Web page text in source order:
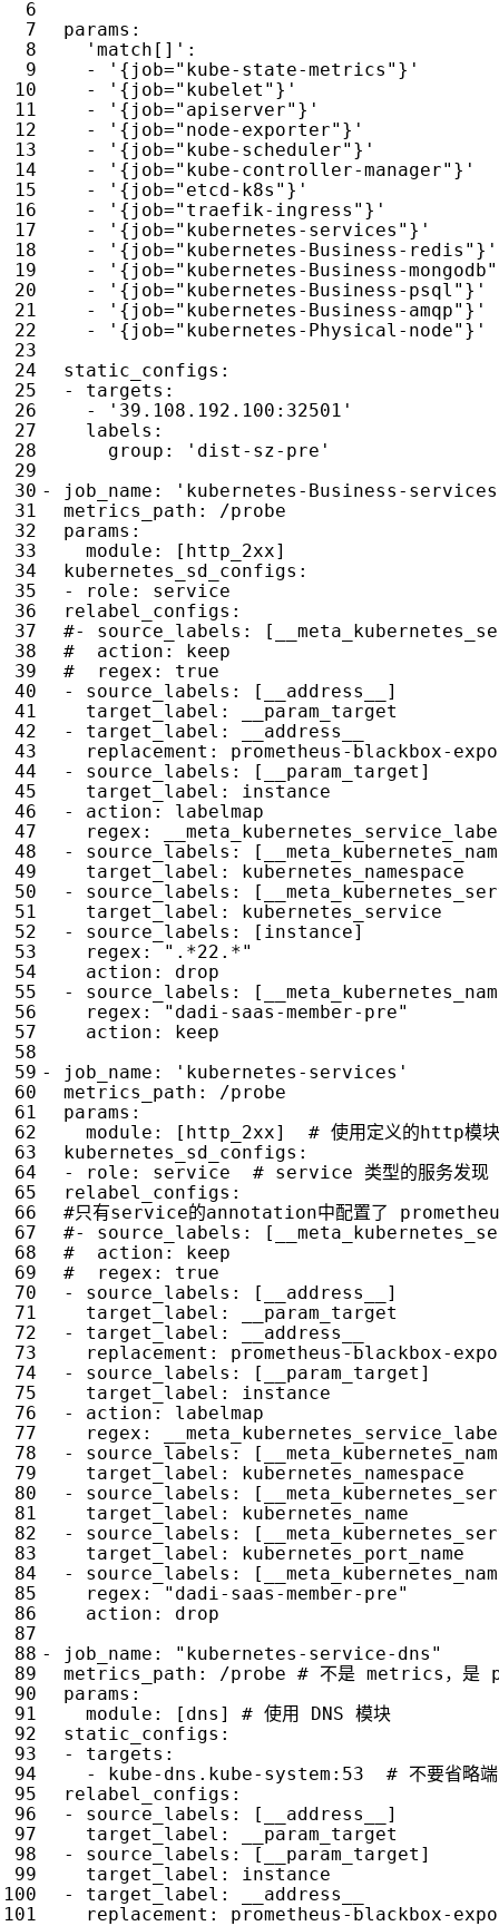
params :
'match[]' :
-
'{job="kube-state-metrics"}'
-
'{job="kubelet"}'
-
'{job="apiserver"}'
-
'{job="node-exporter"}'
-
'{job="kube-scheduler"}'
-
'{job="kube-controller-manager"}'
-
'{job="etcd-k8s"}'
-
'{job="traefik-ingress"}'
-
'{job="kubernetes-services"}'
-
'{job="kubernetes-Business-redis"}'
-
'{job="kubernetes-Business-
-
'{job="kubernetes-Business-psql"}'
-
'{job="kubernetes-Business-amqp"}'
-
'{job="kubernetes-Physical-node"}'
static_configs :
- targets :
-
'39.108.192.100:32501'
labels :
group :
'dist-sz-pre'
-
job_name :
'kubernetes-Business-
metrics_path :
/probe
params :
module : [ http_2xx]
kubernetes_sd_configs :
-
role :
service
relabel_configs :
#- source_labels:
#  action: keep
#  regex: true
- source_labels : [
__address__]
target_label :
__param_target
- target_label :
__address__
replacement :
prometheus-blackbox-
- source_labels : [
__param_target]
target_label :
instance
- action :
labelmap
regex :
- source_labels : [
target_label :
kubernetes_namespace
- source_labels : [
target_label :
kubernetes_service
- source_labels : [ instance]
regex :
".*22.*"
action :
drop
- source_labels : [
regex :
"dadi-saas-member-pre"
action :
keep
-
job_name :
'kubernetes-services'
metrics_path :
/probe
params :
module : [ http_2xx]
# 使用定义的http模块
kubernetes_sd_configs :
-
role : service
# service 类型的服务发现
relabel_configs :
#只有service的annotation中配置了
#- source_labels:
#  action: keep
#  regex: true
- source_labels : [
__address__]
target_label :
__param_target
- target_label :
__address__
replacement :
prometheus-blackbox-
- source_labels : [
__param_target]
target_label :
instance
- action :
labelmap
regex :
- source_labels : [
target_label :
kubernetes_namespace
- source_labels : [
target_label :
kubernetes_name
- source_labels : [
target_label :
kubernetes_port_name
- source_labels : [
regex :
"dadi-saas-member-pre"
action :
drop
-
job_name :
"kubernetes-service-dns"
metrics_path : /probe # 不是 metrics，是
params :
module : [ dns]
# 使用 DNS 模块
static_configs :
- targets :
- kube-dns.kube-system:53
# 不要省略
relabel_configs :
- source_labels : [
__address__]
target_label :
__param_target
- source_labels : [
__param_target]
target_label :
instance
- target_label :
__address__
replacement :
prometheus-blackbox-